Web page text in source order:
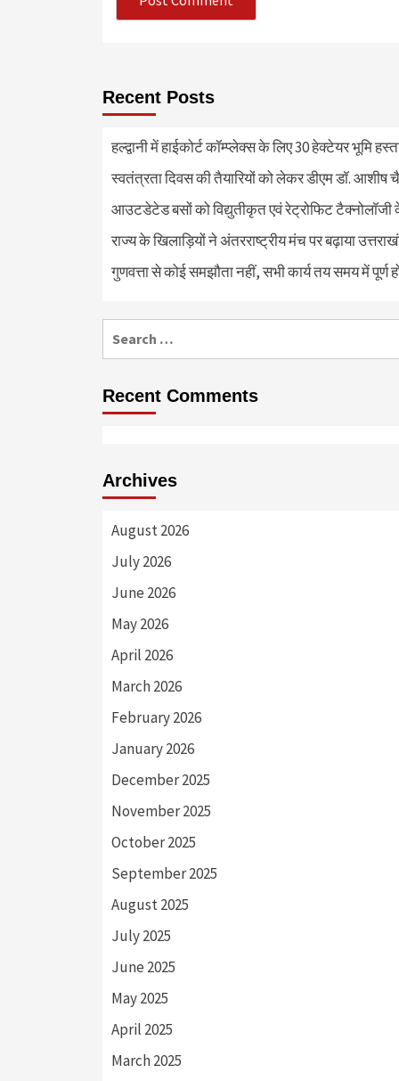
Recent Posts
हल्द्वानी में हाईकोर्ट कॉम्प्लेक्स के लिए 30 हेक्टेयर भूमि
स्वतंत्रता दिवस की तैयारियों को लेकर डीएम डॉ. आशीष
आउटडेटेड बसों को विद्युतीकृत एवं रेट्रोफिट टैक्नोलाॅजी
राज्य के खिलाड़ियों ने अंतरराष्ट्रीय मंच पर बढ़ाया
गुणवत्ता से कोई समझौता नहीं, सभी कार्य तय समय में पूर्ण
for:
Recent Comments
Archives
August 2026
July 2026
June 2026
May 2026
April 2026
March 2026
February 2026
January 2026
December 2025
November 2025
October 2025
September 2025
August 2025
July 2025
June 2025
May 2025
April 2025
March 2025